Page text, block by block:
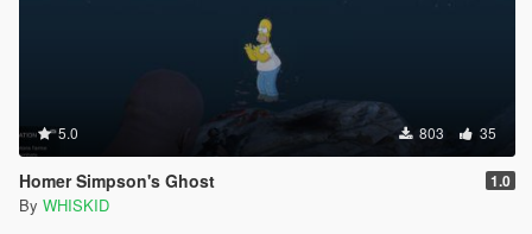
5.0 803 35
Homer Simpson's Ghost 1.0
By WHISKID